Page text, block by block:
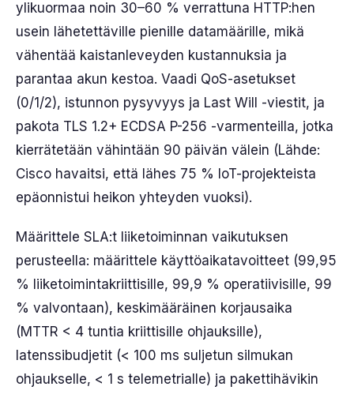
ylikuormaa noin 30–60 % verrattuna HTTP:hen
usein lähetettäville pienille datamäärille, mikä
vähentää kaistanleveyden kustannuksia ja
parantaa akun kestoa. Vaadi QoS-asetukset
(0/1/2), istunnon pysyvyys ja Last Will -viestit, ja
pakota TLS 1.2+ ECDSA P-256 -varmenteilla, jotka
kierrätetään vähintään 90 päivän välein (Lähde:
Cisco havaitsi, että lähes 75 % IoT-projekteista
epäonnistui heikon yhteyden vuoksi).
Määrittele SLA:t liiketoiminnan vaikutuksen
perusteella: määrittele käyttöaikatavoitteet (99,95
% liiketoimintakriittisille, 99,9 % operatiivisille, 99
% valvontaan), keskimääräinen korjausaika
(MTTR < 4 tuntia kriittisille ohjauksille),
latenssibudjetit (< 100 ms suljetun silmukan
ohjaukselle, < 1 s telemetrialle) ja pakettihävikin